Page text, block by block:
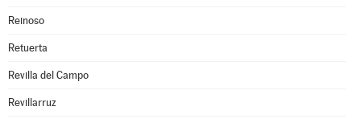
Reinoso
Retuerta
Revilla del Campo
Revillarruz